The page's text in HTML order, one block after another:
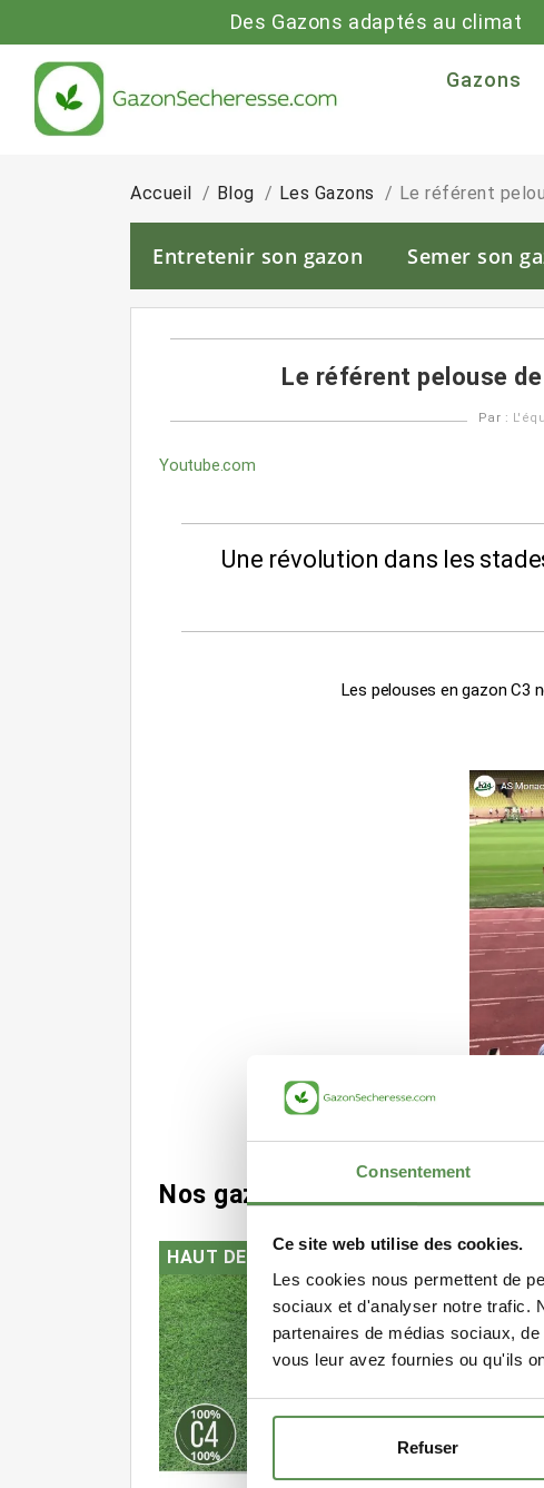
Consentement
Ce site web utilise des cookies.
Les cookies nous permettent de
sociaux et d'analyser notre trafic.
partenaires de médias sociaux,
vous leur avez fournies ou qu'ils
Refuser
Des Gazons adaptés au climat
Gazons
Accueil Blog Les Gazons Le référent
Entretenir son gazon Semer son
Le référent pelouse
Par :
Youtube.com
Une révolution dans les
Les pelouses en gazon C3
Nos gazons C4
HAUT DE GAMME BORD